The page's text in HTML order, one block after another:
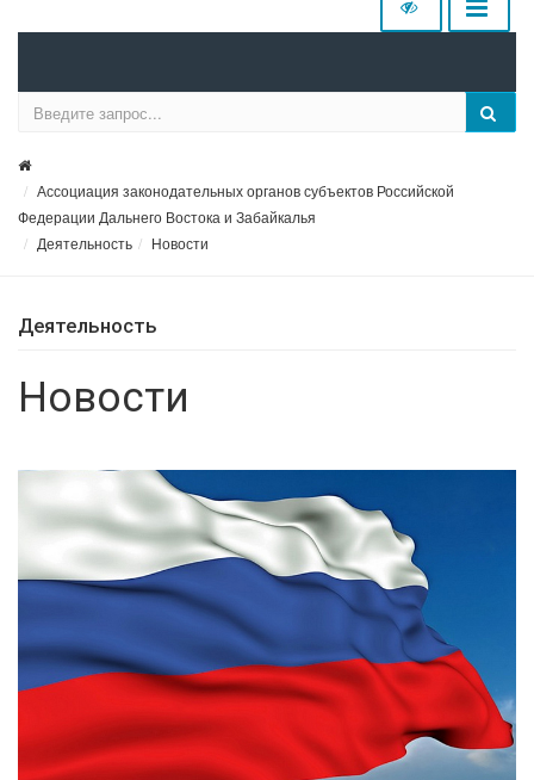
Ассоциация законодательных органов субъектов Российской
Федерации Дальнего Востока и Забайкалья
Деятельность
Новости
Деятельность
Новости